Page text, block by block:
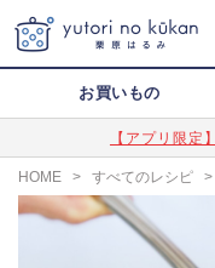
お買いもの
【アプリ限定
HOME > すべてのレシピ >